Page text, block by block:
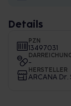
Details
PZN
13497031
-
HERSTELLER
ARCANA